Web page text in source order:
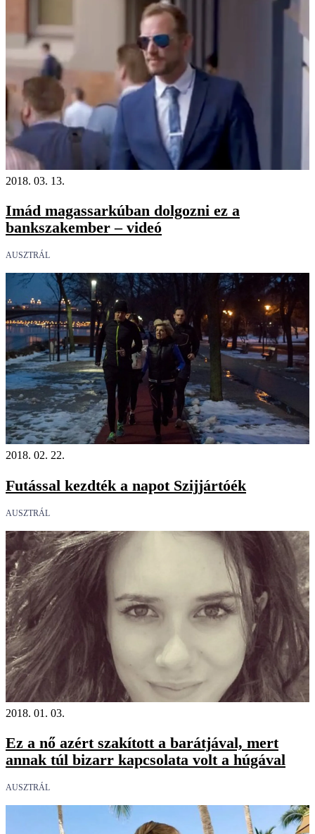
2018. 03. 13.
Imád magassarkúban dolgozni ez a
bankszakember – videó
AUSZTRÁL
2018. 02. 22.
Futással kezdték a napot Szijjártóék
AUSZTRÁL
2018. 01. 03.
Ez a nő azért szakított a barátjával, mert
annak túl bizarr kapcsolata volt a húgával
AUSZTRÁL